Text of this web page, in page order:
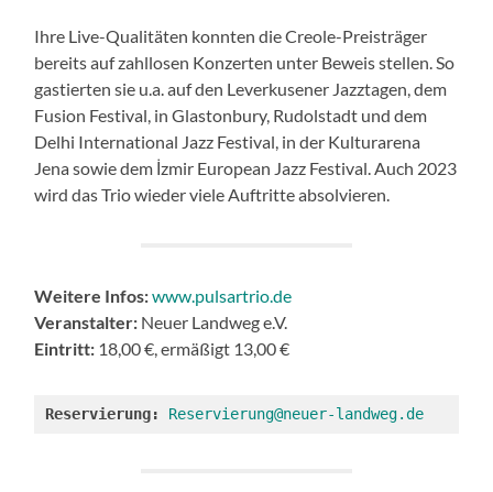
Ihre Live-Qualitäten konnten die Creole-Preisträger
bereits auf zahllosen Konzerten unter Beweis stellen. So
gastierten sie u.a. auf den Leverkusener Jazztagen, dem
Fusion Festival, in Glastonbury, Rudolstadt und dem
Delhi International Jazz Festival, in der Kulturarena
Jena sowie dem İzmir European Jazz Festival. Auch 2023
wird das Trio wieder viele Auftritte absolvieren.
Weitere Infos:www.pulsartrio.de
Veranstalter: Neuer Landweg e.V.
Eintritt: 18,00 €, ermäßigt 13,00 €
Reservierung: Reservierung@neuer-landweg.de